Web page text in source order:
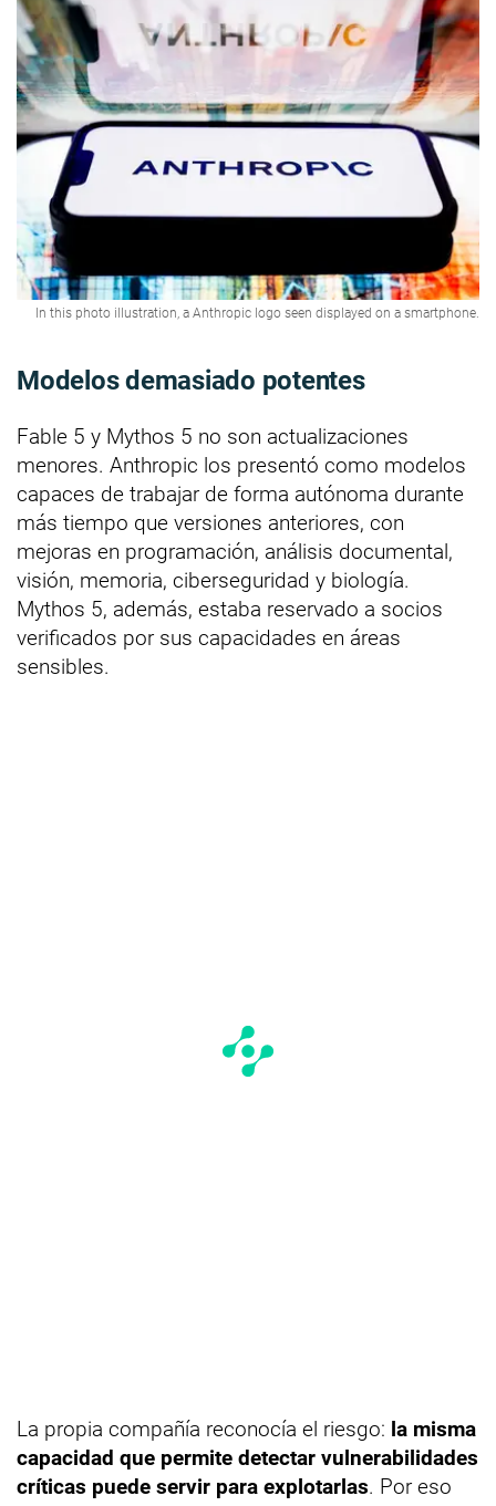
In this photo illustration, a Anthropic logo seen displayed on a smartphone.
Modelos demasiado potentes
Fable 5 y Mythos 5 no son actualizaciones
menores. Anthropic los presentó como modelos
capaces de trabajar de forma autónoma durante
más tiempo que versiones anteriores, con
mejoras en programación, análisis documental,
visión, memoria, ciberseguridad y biología.
Mythos 5, además, estaba reservado a socios
verificados por sus capacidades en áreas
sensibles.
La propia compañía reconocía el riesgo: la misma
capacidad que permite detectar vulnerabilidades
críticas puede servir para explotarlas. Por eso